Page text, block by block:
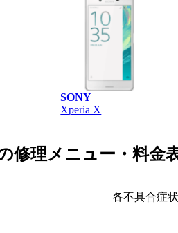
SONY
Xperia X
修理メニュー・料金
各不具合症